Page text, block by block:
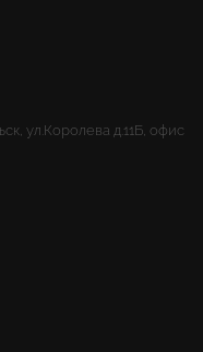
ул.Королева д.11Б, офис